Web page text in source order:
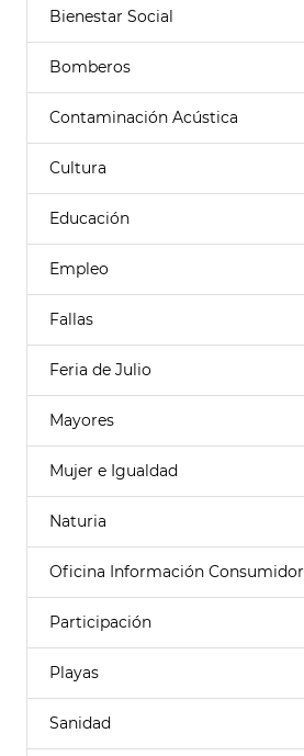
Bienestar Social
Bomberos
Contaminación Acústica
Cultura
Educación
Empleo
Fallas
Feria de Julio
Mayores
Mujer e Igualdad
Naturia
Oficina Información Consumidor
Participación
Playas
Sanidad